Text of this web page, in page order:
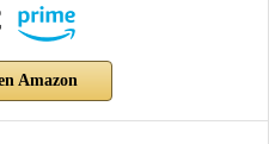
Amazon